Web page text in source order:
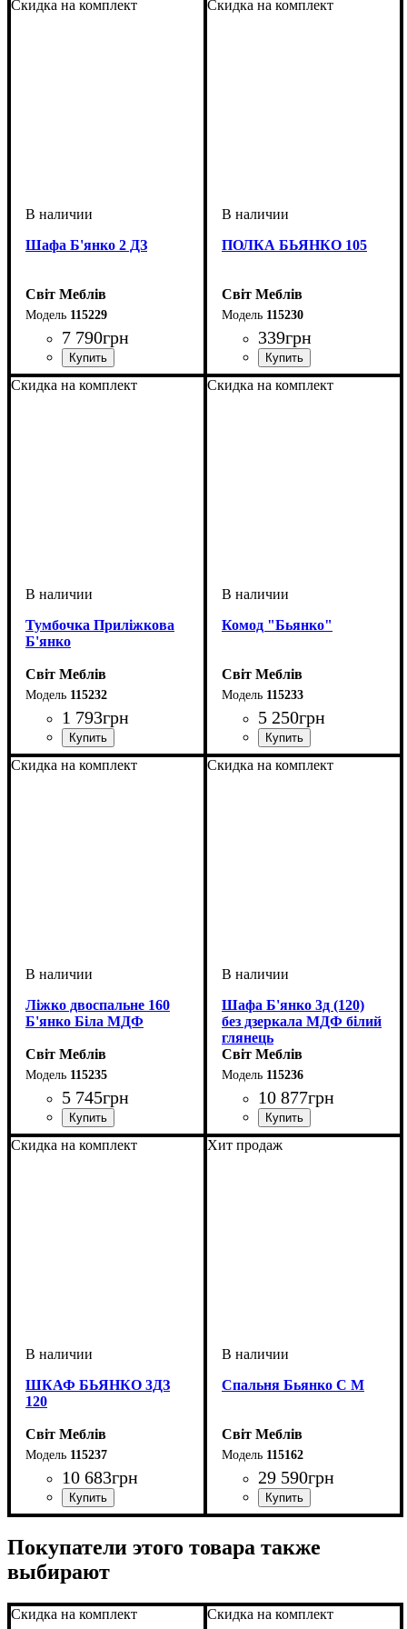
Скидка на комплект
Шафа Б'янко 2 ДЗ
Світ Меблів
115229
7 790грн
ширина, мм: 900
высота, мм: 2100
глубина, мм: 400
Скидка на комплект
ПОЛКА БЬЯНКО 105
Світ Меблів
115230
339грн
ширина, мм: 1050
высота, мм: 200
глубина, мм: 200
Скидка на комплект
Тумбочка Приліжкова
Б'янко
Світ Меблів
115232
1 793грн
ширина, мм: 500
высота, мм: 430
глубина, мм: 406
Скидка на комплект
Комод "Бьянко"
Світ Меблів
115233
5 250грн
ширина, мм: 1050
высота, мм: 835
глубина, мм: 406
Скидка на комплект
Ліжко двоспальне 160
Б'янко Біла МДФ
Світ Меблів
115235
5 745грн
ширина, мм: 1650
высота, мм: 880
глубина, мм: 2065
Скидка на комплект
Шафа Б'янко 3д (120)
без дзеркала МДФ білий
глянець
Світ Меблів
115236
10 877грн
ширина, мм: 1200
высота, мм: 2100
глубина, мм: 570
Скидка на комплект
ШКАФ БЬЯНКО 3ДЗ
120
Світ Меблів
115237
10 683грн
ширина, мм: 1200
высота, мм: 2100
глубина, мм: 570
Хит продаж
Спальня Бьянко С М
Світ Меблів
115162
29 590грн
Покупатели этого товара также
выбирают
Скидка на комплект Скидка на комплект